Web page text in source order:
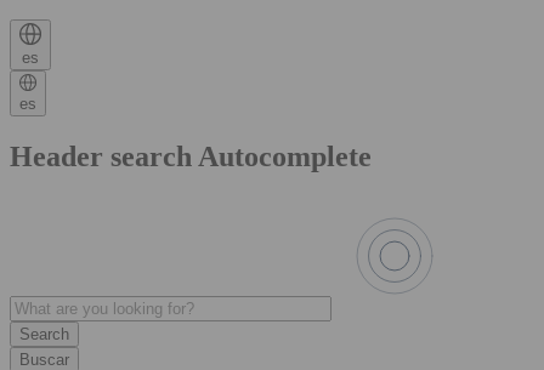
es
es
Header search Autocomplete
Buscar